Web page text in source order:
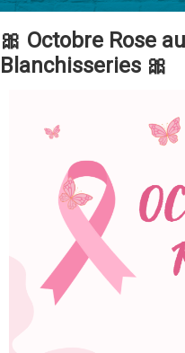
🎀 Octobre Rose
Blanchisseries 🎀